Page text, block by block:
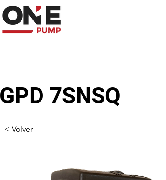
GPD 7SNSQ
< Volver